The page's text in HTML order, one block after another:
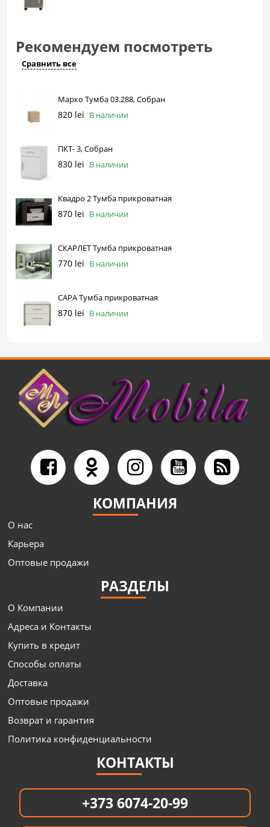
Рекомендуем посмотреть
Сравнить все
Марко Тумба 03.288, Собран
820 lei В наличии
ПКТ- 3, Собран
830 lei В наличии
Квадро 2 Тумба прикроватная
870 lei В наличии
СКАРЛЕТ Тумба прикроватная
770 lei В наличии
САРА Тумба прикроватная
870 lei В наличии
КОМПАНИЯ
О нас
Карьера
Оптовые продажи
РАЗДЕЛЫ
О Компании
Адреса и Контакты
Купить в кредит
Способы оплаты
Доставка
Оптовые продажи
Возврат и гарантия
Политика конфиденциальности
КОНТАКТЫ
+373 6074-20-99